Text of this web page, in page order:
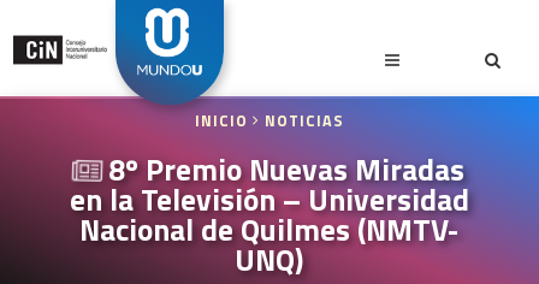
INICIO NOTICIAS
8º Premio Nuevas Miradas
en la Televisión – Universidad
Nacional de Quilmes (NMTV-
UNQ)